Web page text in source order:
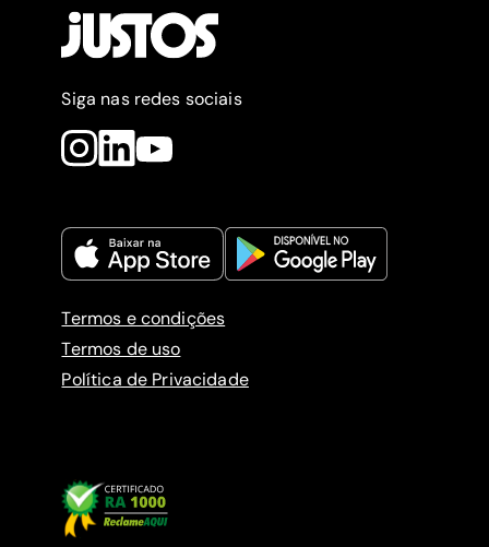
Siga nas redes sociais
Termos e condições
Termos de uso
Política de Privacidade